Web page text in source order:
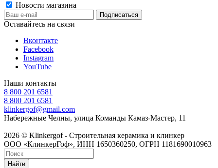
Новости магазина
Оставайтесь на связи
Вконтакте
Facebook
Instagram
YouTube
Наши контакты
8 800 201 6581
8 800 201 6581
klinkergof@gmail.com
Набережные Челны, улица Команды Камаз-Мастер, 11
2026 © Klinkergof - Строительная керамика и клинкер
ООО «КлинкерГоф», ИНН 1650360250, ОГРН 1181690010963
Найти